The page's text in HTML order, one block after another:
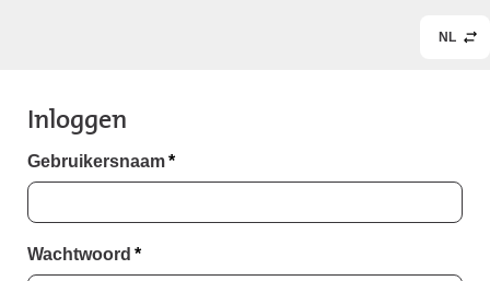
NL
Inloggen
Gebruikersnaam*
Wachtwoord *